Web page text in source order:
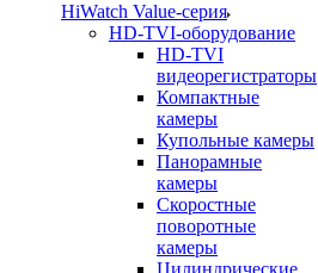
HiWatch Value-серия
HD-TVI-оборудование
HD-TVI
видеорегистраторы
Компактные
камеры
Купольные камеры
Панорамные
камеры
Скоростные
поворотные
камеры
Цилиндрические